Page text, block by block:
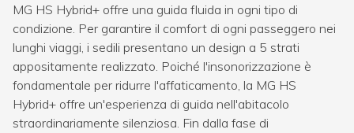
MG HS Hybrid+ offre una guida fluida in ogni tipo di
condizione. Per garantire il comfort di ogni passeggero nei
lunghi viaggi, i sedili presentano un design a 5 strati
appositamente realizzato. Poiché l'insonorizzazione è
fondamentale per ridurre l'affaticamento, la MG HS
Hybrid+ offre un'esperienza di guida nell'abitacolo
straordinariamente silenziosa. Fin dalla fase di